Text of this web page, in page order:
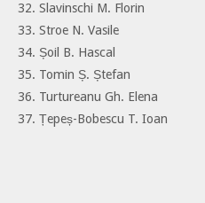
32. Slavinschi M. Florin
33. Stroe N. Vasile
34. Șoil B. Hascal
35. Tomin Ș. Ștefan
36. Turtureanu Gh. Elena
37. Țepeș-Bobescu T. Ioan